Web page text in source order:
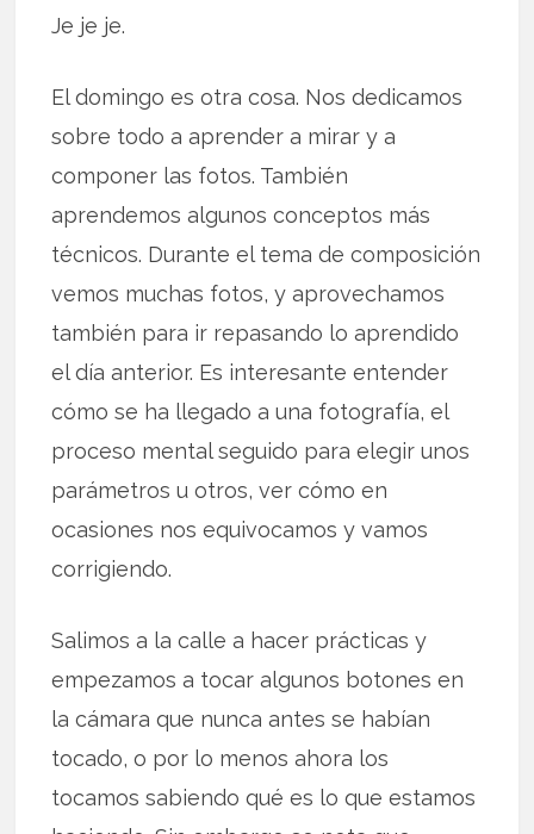
Je je je.
El domingo es otra cosa. Nos dedicamos
sobre todo a aprender a mirar y a
componer las fotos. También
aprendemos algunos conceptos más
técnicos. Durante el tema de composición
vemos muchas fotos, y aprovechamos
también para ir repasando lo aprendido
el día anterior. Es interesante entender
cómo se ha llegado a una fotografía, el
proceso mental seguido para elegir unos
parámetros u otros, ver cómo en
ocasiones nos equivocamos y vamos
corrigiendo.
Salimos a la calle a hacer prácticas y
empezamos a tocar algunos botones en
la cámara que nunca antes se habían
tocado, o por lo menos ahora los
tocamos sabiendo qué es lo que estamos